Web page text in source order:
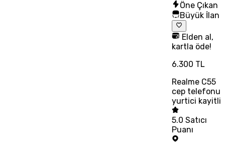
Öne Çıkan
Büyük İlan
Elden al,
kartla öde!
6.300 TL
Realme C55
cep telefonu
yurtici kayitli
5.0 Satıcı
Puanı